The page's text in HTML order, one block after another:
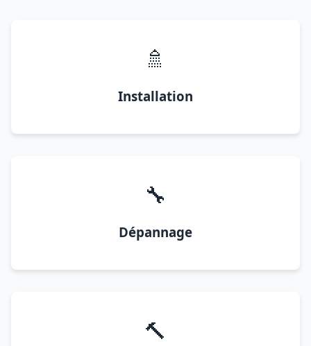
🚿
Installation
🔧
Dépannage
🔨